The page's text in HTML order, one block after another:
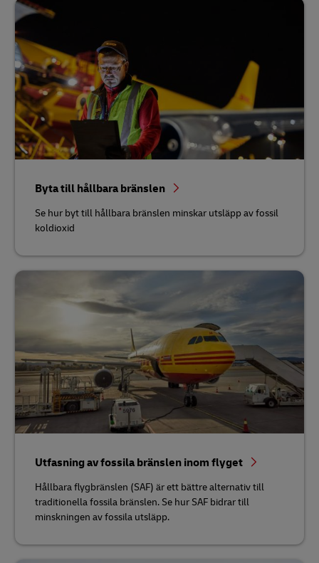
Byta till hållbara bränslen
Se hur byt till hållbara bränslen minskar utsläpp av fossil
koldioxid
Utfasning av fossila bränslen inom flyget
Hållbara flygbränslen (SAF) är ett bättre alternativ till
traditionella fossila bränslen. Se hur SAF bidrar till
minskningen av fossila utsläpp.